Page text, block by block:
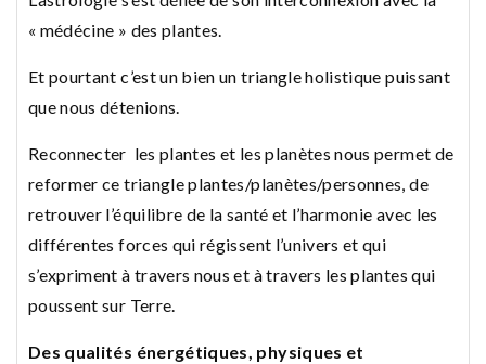
« médécine » des plantes.
Et pourtant c’est un bien un triangle holistique puissant
que nous détenions.
Reconnecter les plantes et les planètes nous permet de
reformer ce triangle plantes/planètes/personnes, de
retrouver l’équilibre de la santé et l’harmonie avec les
différentes forces qui régissent l’univers et qui
s’expriment à travers nous et à travers les plantes qui
poussent sur Terre.
Des qualités énergétiques, physiques et